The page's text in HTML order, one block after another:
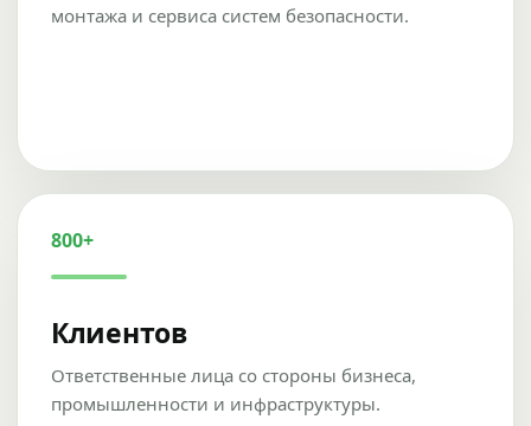
монтажа и сервиса систем безопасности.
800+
Клиентов
Ответственные лица со стороны бизнеса,
промышленности и инфраструктуры.